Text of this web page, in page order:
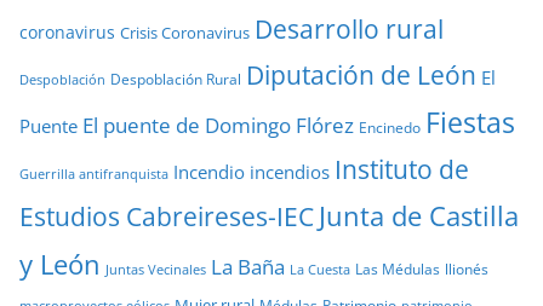
coronavirus Crisis Coronavirus Desarrollo rural
Despoblación Despoblación Rural Diputación de León El
Puente El puente de Domingo Flórez Encinedo Fiestas
Guerrilla antifranquista Incendio incendios Instituto de
Estudios Cabreireses-IEC Junta de Castilla
y León Juntas Vecinales La Baña La Cuesta Las Médulas llionés